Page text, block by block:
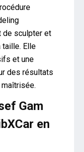
de sculpter et
taille. Elle
et une
des résultats
Gam
en